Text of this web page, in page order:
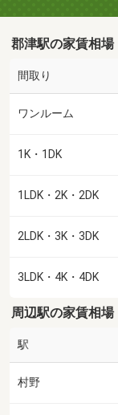
郡津駅の家賃相場
間取り
ワンルーム
1K・1DK
1LDK・2K・2DK
2LDK・3K・3DK
3LDK・4K・4DK
周辺駅の家賃相場
駅
村野